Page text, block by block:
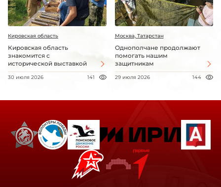
Кировская область
Кировская область
знакомится с
исторической выставкой
30 июля 2026 141
Москва, Татарстан
Однополчане продолжают
помогать нашим
защитникам
29 июля 2026 144